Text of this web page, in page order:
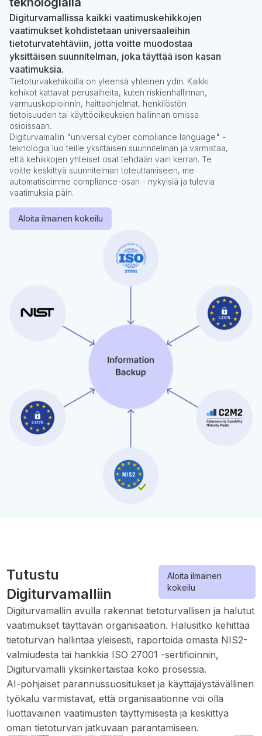
Digiturvamallissa kaikki vaatimuskehikkojen
vaatimukset kohdistetaan universaaleihin
tietoturvatehtäviin, jotta voitte muodostaa
yksittäisen suunnitelman, joka täyttää ison kasan
vaatimuksia.
Tietoturvakehikoilla on yleensä yhteinen ydin. Kaikki
kehikot kattavat perusaiheita, kuten riskienhallinnan,
varmuuskopioinnin, haittaohjelmat, henkilöstön
tietoisuuden tai käyttöoikeuksien hallinnan omissa
osioissaan.
Digiturvamallin "universal cyber compliance language" -
teknologia luo teille yksittäisen suunnitelman ja varmistaa,
että kehikkojen yhteiset osat tehdään vain kerran. Te
voitte keskittyä suunnitelman toteuttamiseen, me
automatisoimme compliance-osan - nykyisiä ja tulevia
vaatimuksia päin.
Aloita ilmainen kokeilu
Tutustu
Digiturvamalliin
Aloita ilmainen
kokeilu
Digiturvamallin avulla rakennat tietoturvallisen ja halutut
vaatimukset täyttävän organisaation. Halusitko kehittää
tietoturvan hallintaa yleisesti, raportoida omasta NIS2-
valmiudesta tai hankkia ISO 27001 -sertifioinnin,
Digiturvamalli yksinkertaistaa koko prosessia.
AI-pohjaiset parannussuositukset ja käyttäjäystävällinen
työkalu varmistavat, että organisaationne voi olla
luottavainen vaatimusten täyttymisestä ja keskittyä
oman tietoturvan jatkuvaan parantamiseen.